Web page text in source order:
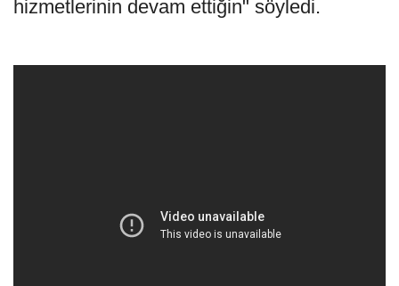
hizmetlerinin devam ettiğin" söyledi.